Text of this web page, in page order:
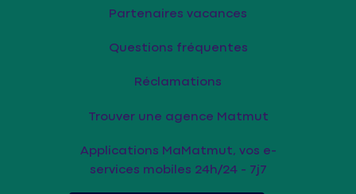
Partenaires vacances
Questions fréquentes
Réclamations
Trouver une agence Matmut
Applications MaMatmut, vos e-
services mobiles 24h/24 - 7j7